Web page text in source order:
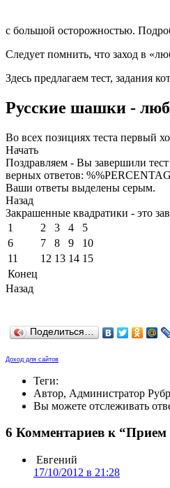
с большой осторожностью.
Следует помнить, что заход в
Здесь предлагаем тест, задания
Русские шашки -
Во всех позициях теста первый
Начать
Поздравляем - Вы завершили тест
верных ответов:
Ваши ответы выделены серым.
Назад
Закрашенные квадратики - это
1
2 3 4
5
6
7 8 9
10
11
12 13 14 15
Конец
Назад
Поделиться…
Доход для сайтов
Теги:
Автор, Администратор
Вы можете отслеживать
6 Комментариев к
Евгений
17/10/2012 в 21:28